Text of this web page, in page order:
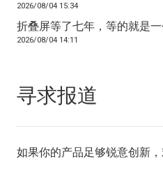
2026/08/04 15:34
折叠屏等了七年，等的就是
2026/08/04 14:11
寻求报道
如果你的产品足够锐意创新，